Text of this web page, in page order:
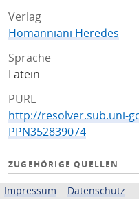
Verlag
Homanniani Heredes
Sprache
Latein
PURL
http://resolver.sub.uni-
PPN352839074
ZUGEHÖRIGE QUELLEN
OPAC
Impressum Datenschutz